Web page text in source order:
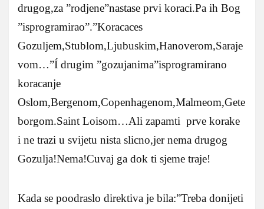
drugog,za ”rodjene”nastase prvi koraci.Pa ih Bog
”isprogramirao”.”Koracaces
Gozuljem,Stublom,Ljubuskim,Hanoverom,Saraje
vom…”Í drugim ”gozujanima”isprogramirano
koracanje
Oslom,Bergenom,Copenhagenom,Malmeom,Gete
borgom.Saint Loisom…Ali zapamti prve korake
i ne trazi u svijetu nista slicno,jer nema drugog
Gozulja!Nema!Cuvaj ga dok ti sjeme traje!
Kada se poodraslo direktiva je bila:”Treba donijeti